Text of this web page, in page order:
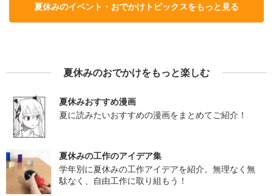
夏休みのイベント・おでかけトピックスをもっと見る
夏休みのおでかけをもっと楽しむ
夏休みおすすめ漫画
夏に読みたいおすすめの漫画をまとめてご紹介！
夏休みの工作のアイデア集
学年別に夏休みの工作アイデアを紹介。無理なく無
駄なく、自由工作に取り組もう！